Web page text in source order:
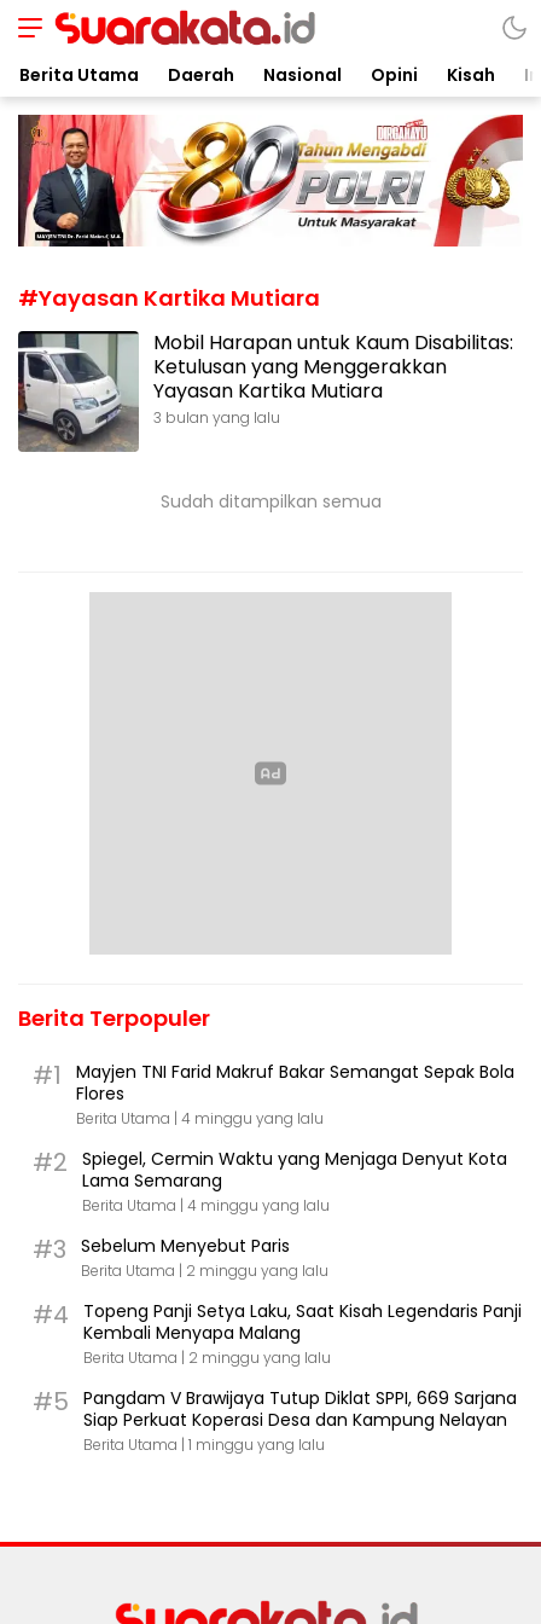
Suarakata.id
Kata Bicara Suara Bergerak
Berita Utama Daerah Nasional Opini Kisah
#Yayasan Kartika Mutiara
Mobil Harapan untuk Kaum Disabilitas:
Ketulusan yang Menggerakkan
Yayasan Kartika Mutiara
3 bulan yang lalu
Sudah ditampilkan semua
Berita Terpopuler
#1
Mayjen TNI Farid Makruf Bakar Semangat Sepak Bola
Flores
Berita Utama | 4 minggu yang lalu
#2
Spiegel, Cermin Waktu yang Menjaga Denyut Kota
Lama Semarang
Berita Utama | 4 minggu yang lalu
#3 Sebelum Menyebut Paris
Berita Utama | 2 minggu yang lalu
#4
Topeng Panji Setya Laku, Saat Kisah Legendaris Panji
Kembali Menyapa Malang
Berita Utama | 2 minggu yang lalu
#5
Pangdam V Brawijaya Tutup Diklat SPPI, 669 Sarjana
Siap Perkuat Koperasi Desa dan Kampung Nelayan
Berita Utama | 1 minggu yang lalu